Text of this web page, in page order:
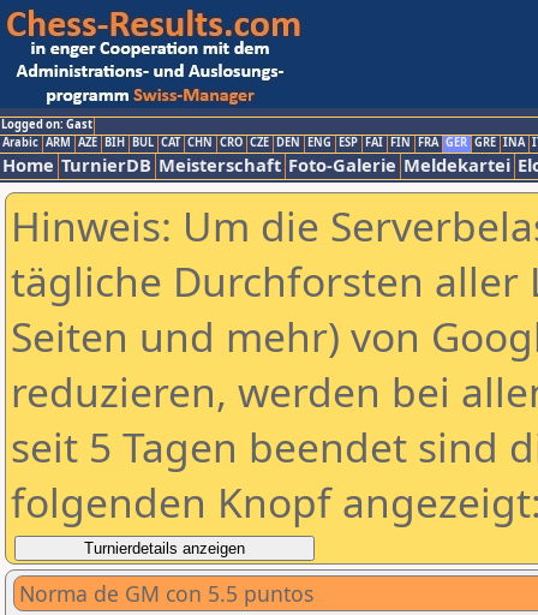
Logged on: Gast
Arabic ARM AZE BIH BUL CAT CHN CRO CZE DEN ENG ESP FAI FIN FRA GER GRE INA
Home TurnierDB Meisterschaft Foto-Galerie Meldekartei
Hinweis: Um die
tägliche Durchforsten aller
Seiten und mehr) von
reduzieren, werden bei
seit 5 Tagen beendet sind
folgenden Knopf
Norma de GM con 5.5 puntos